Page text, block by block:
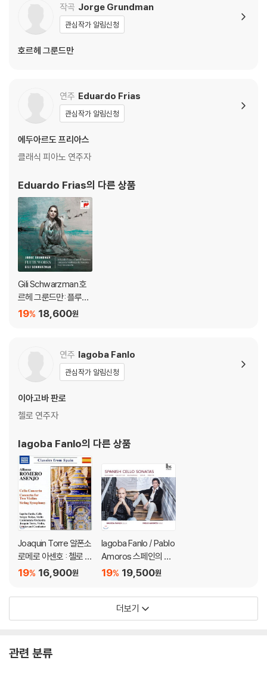
작곡 Jorge Grundman
관심작가 알림신청
호르헤 그룬드만
연주 Eduardo Frias
관심작가 알림신청
에두아르도 프리아스
클래식 피아노 연주자
Eduardo Frias의 다른 상품
Gili Schwarzman 호
르헤 그룬드만: 플루트
작품집 (Jorge Grund
18,600원
19%
연주 Iagoba Fanlo
관심작가 알림신청
이아고바 판로
첼로 연주자
Iagoba Fanlo의 다른 상품
Joaquin Torre 알폰소
로메로 아센호 : 첼로 협
주곡, 두 대의 바이올린
을 위한 교향곡, 디베르
16,900원
19%
Iagoba Fanlo / Pablo
Amoros 스페인의 첼
로 소나타 - 이아고바
스 (Spanish Cello So
natas - Gerhard / Ha
lffter / Bacarisse / T
19,500원
19%
더보기
관련 분류